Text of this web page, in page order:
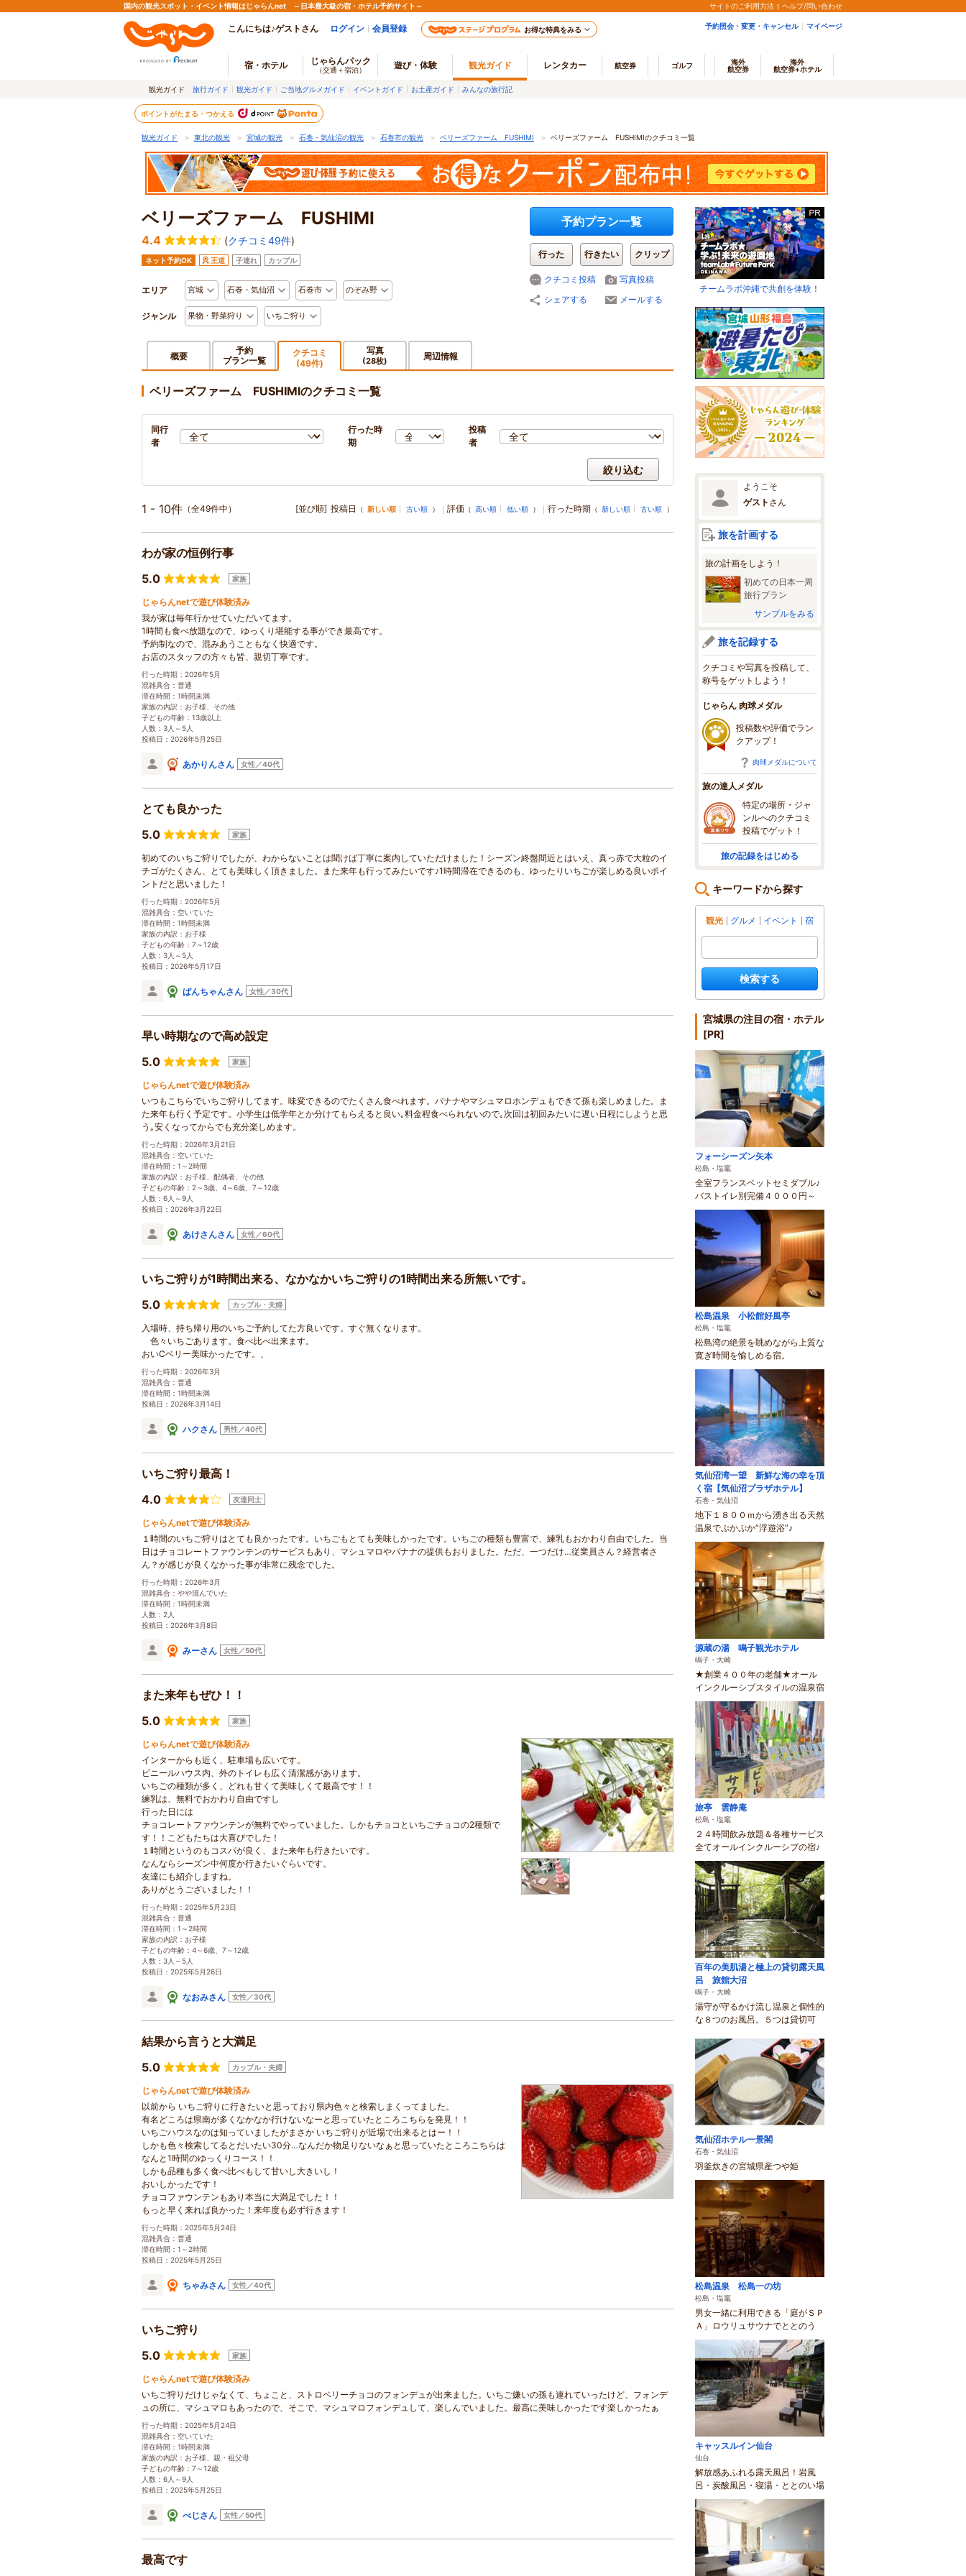
国内の観光スポット・イベント情報はじゃらんnet ～日本最大級の宿・ホテル予約サイト～ サイトのご利用方法 ヘルプ/問い合わせ
こんにちは♪ゲストさん ログイン 会員登録 お得な特典をみる 予約照会・変更・キャンセル マイページ
宿・ホテル じゃらんパック
（交通＋宿泊） 遊び・体験 観光ガイド レンタカー 航空券 ゴルフ
海外
航空券
海外
航空券+ホテル
観光ガイド 旅行ガイド 観光ガイド ご当地グルメガイド イベントガイド お土産ガイド みんなの旅行記
ポイントがたまる・つかえる
観光ガイド ＞ 東北の観光 ＞ 宮城の観光 ＞ 石巻・気仙沼の観光 ＞ 石巻市の観光 ＞ ベリーズファーム FUSHIMI ＞ ベリーズファーム FUSHIMIのクチコミ一覧
ベリーズファーム FUSHIMI
4.4 (クチコミ49件)
ネット予約OK 王道 子連れ カップル
エリア 宮城 石巻・気仙沼 石巻市 のぞみ野
ジャンル 果物・野菜狩り いちご狩り
予約プラン一覧
行った 行きたい クリップ
クチコミ投稿
写真投稿
シェアする
メールする
概要
予約
プラン一覧
クチコミ
(49件)
写真
(28枚) 周辺情報
ベリーズファーム FUSHIMIのクチコミ一覧
同行
者
行った時
期
投稿
者
絞り込む
1 - 10件 （全49件中） [並び順] 投稿日 （ 新しい順 古い順 ） 評価 （ 高い順 低い順 ） 行った時期 （ 新しい順 古い順 ）
わが家の恒例行事
5.0
家族
じゃらんnetで遊び体験済み
我が家は毎年行かせていただいてます。
1時間も食べ放題なので、ゆっくり堪能する事ができ最高です。
予約制なので、混みあうこともなく快適です。
お店のスタッフの方々も皆、親切丁寧です。
行った時期：2026年5月
混雑具合：普通
滞在時間：1時間未満
家族の内訳：お子様、その他
子どもの年齢：13歳以上
人数：3人～5人
投稿日：2026年5月25日
あかりんさん 女性／40代
とても良かった
5.0
家族
初めてのいちご狩りでしたが、わからないことは聞けば丁寧に案内していただけました！シーズン終盤間近とはいえ、真っ赤で大粒のイ
チゴがたくさん、とても美味しく頂きました。また来年も行ってみたいです♪1時間滞在できるのも、ゆったりいちごが楽しめる良いポイ
ントだと思いました！
行った時期：2026年5月
混雑具合：空いていた
滞在時間：1時間未満
家族の内訳：お子様
子どもの年齢：7～12歳
人数：3人～5人
投稿日：2026年5月17日
ぱんちゃんさん 女性／30代
早い時期なので高め設定
5.0
家族
じゃらんnetで遊び体験済み
いつもこちらでいちご狩りしてます。味変できるのでたくさん食べれます。バナナやマシュマロホンデュもできて孫も楽しめました。ま
た来年も行く予定です。小学生は低学年とか分けてもらえると良い｡料金程食べられないので｡次回は初回みたいに遅い日程にしようと思
う｡安くなってからでも充分楽しめます。
行った時期：2026年3月21日
混雑具合：空いていた
滞在時間：1～2時間
家族の内訳：お子様、配偶者、その他
子どもの年齢：2～3歳、4～6歳、7～12歳
人数：6人～9人
投稿日：2026年3月22日
あけさんさん 女性／60代
いちご狩りが1時間出来る、なかなかいちご狩りの1時間出来る所無いです。
5.0
カップル・夫婦
入場時、持ち帰り用のいちご予約してた方良いです。すぐ無くなります。
色々いちごあります。食べ比べ出来ます。
おいCベリー美味かったです。、
行った時期：2026年3月
混雑具合：普通
滞在時間：1時間未満
投稿日：2026年3月14日
ハクさん 男性／40代
いちご狩り最高！
4.0
友達同士
じゃらんnetで遊び体験済み
１時間のいちご狩りはとても良かったです。いちごもとても美味しかったです。いちごの種類も豊富で、練乳もおかわり自由でした。当
日はチョコレートファウンテンのサービスもあり、マシュマロやバナナの提供もおりました。ただ、一つだけ…従業員さん？経営者さ
ん？が感じが良くなかった事が非常に残念でした。
行った時期：2026年3月
混雑具合：やや混んでいた
滞在時間：1時間未満
人数：2人
投稿日：2026年3月8日
みーさん 女性／50代
また来年もぜひ！！
5.0
家族
じゃらんnetで遊び体験済み
インターからも近く、駐車場も広いです。
ビニールハウス内、外のトイレも広く清潔感があります。
いちごの種類が多く、どれも甘くて美味しくて最高です！！
練乳は、無料でおかわり自由ですし
行った日には
チョコレートファウンテンが無料でやっていました。しかもチョコといちごチョコの2種類で
す！！こどもたちは大喜びでした！
１時間というのもコスパが良く、また来年も行きたいです。
なんならシーズン中何度か行きたいぐらいです。
友達にも紹介しますね。
ありがとうございました！！
行った時期：2025年5月23日
混雑具合：普通
滞在時間：1～2時間
家族の内訳：お子様
子どもの年齢：4～6歳、7～12歳
人数：3人～5人
投稿日：2025年5月26日
なおみさん 女性／30代
結果から言うと大満足
5.0
カップル・夫婦
じゃらんnetで遊び体験済み
以前から いちご狩りに行きたいと思っており県内色々と検索しまくってました。
有名どころは県南が多くなかなか行けないなーと思っていたところこちらを発見！！
いちごハウスなのは知っていましたがまさか いちご狩りが近場で出来るとはー！！
しかも色々検索してるとだいたい30分…なんだか物足りないなぁと思っていたところこちらは
なんと1時間のゆっくりコース！！
しかも品種も多く食べ比べもして甘いし大きいし！
おいしかったです！
チョコファウンテンもあり本当に大満足でした！！
もっと早く来れば良かった！来年度も必ず行きます！
行った時期：2025年5月24日
混雑具合：普通
滞在時間：1～2時間
投稿日：2025年5月25日
ちゃみさん 女性／40代
いちご狩り
5.0
家族
じゃらんnetで遊び体験済み
いちご狩りだけじゃなくて、ちょこと、ストロベリーチョコのフォンデュが出来ました。いちご嫌いの孫も連れていったけど、フォンデ
ュの所に、マシュマロもあったので、そこで、マシュマロフォンデュして、楽しんでいました。最高に美味しかったです楽しかったぁ
行った時期：2025年5月24日
混雑具合：空いていた
滞在時間：1時間未満
家族の内訳：お子様、親・祖父母
子どもの年齢：7～12歳
人数：6人～9人
投稿日：2025年5月25日
べじさん 女性／50代
最高です
チームラボ沖縄で共創を体験！
ようこそ
ゲスト さん
旅を計画する
旅の計画をしよう！
初めての日本一周
旅行プラン
サンプルをみる
旅を記録する
クチコミや写真を投稿して、
称号をゲットしよう！
じゃらん 肉球メダル
投稿数や評価でラン
クアップ！
肉球メダルについて
旅の達人メダル
特定の場所・ジャ
ンルへのクチコミ
投稿でゲット！
旅の記録をはじめる
キーワードから探す
観光 グルメ イベント 宿
検索する
宮城県の注目の宿・ホテル
[PR]
フォーシーズン矢本
松島・塩竈
全室フランスベットセミダブル♪
バストイレ別完備４０００円～
松島温泉 小松館好風亭
松島・塩竈
松島湾の絶景を眺めながら上質な
寛ぎ時間を愉しめる宿。
気仙沼湾一望 新鮮な海の幸を頂
く宿【気仙沼プラザホテル】
石巻・気仙沼
地下１８００ｍから湧き出る天然
温泉でぷかぷか“浮遊浴”♪
源蔵の湯 鳴子観光ホテル
鳴子・大崎
★創業４００年の老舗★オール
インクルーシブスタイルの温泉宿
旅亭 雲静庵
松島・塩竈
２４時間飲み放題＆各種サービス
全てオールインクルーシブの宿♪
百年の美肌湯と極上の貸切露天風
呂 旅館大沼
鳴子・大崎
湯守が守るかけ流し温泉と個性的
な８つのお風呂。５つは貸切可
気仙沼ホテル一景閣
石巻・気仙沼
羽釜炊きの宮城県産つや姫
松島温泉 松島一の坊
松島・塩竈
男女一緒に利用できる「庭がＳＰ
Ａ」ロウリュサウナでととのう
キャッスルイン仙台
仙台
解放感あふれる露天風呂！岩風
呂・炭酸風呂・寝湯・ととのい場